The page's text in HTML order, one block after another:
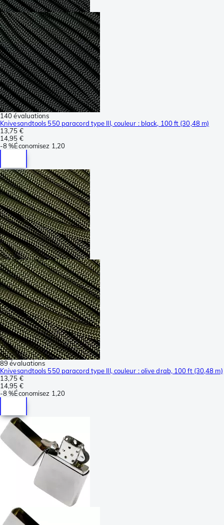
140 évaluations
Knivesandtools 550 paracord type III, couleur : black, 100 ft (30,48 m)
13,75 €
14,95 €
-8 %Économisez 1,20
89 évaluations
Knivesandtools 550 paracord type III, couleur : olive drab, 100 ft (30,48 m)
13,75 €
14,95 €
-8 %Économisez 1,20